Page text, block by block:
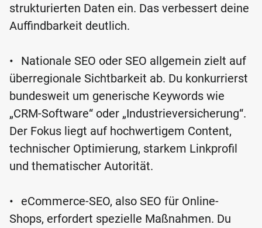
strukturierten Daten ein. Das verbessert deine
Auffindbarkeit deutlich.
•
Nationale SEO oder SEO allgemein zielt auf
überregionale Sichtbarkeit ab. Du konkurrierst
bundesweit um generische Keywords wie
„CRM-Software“ oder „Industrieversicherung“.
Der Fokus liegt auf hochwertigem Content,
technischer Optimierung, starkem Linkprofil
und thematischer Autorität.
•
eCommerce-SEO, also SEO für Online-
Shops, erfordert spezielle Maßnahmen. Du